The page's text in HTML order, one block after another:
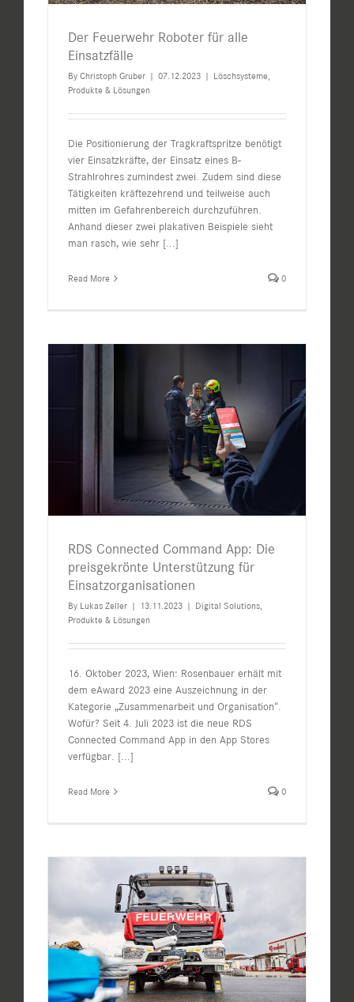
Der Feuerwehr Roboter für alle
Einsatzfälle
By Christoph Gruber | 07.12.2023 | Löschsysteme
Produkte & Lösungen
Die Positionierung der Tragkraftspritze benötigt
vier Einsatzkräfte, der Einsatz eines B-
Strahlrohres zumindest zwei. Zudem sind diese
Tätigkeiten kräftezehrend und teilweise auch
mitten im Gefahrenbereich durchzuführen.
Anhand dieser zwei plakativen Beispiele sieht
man rasch, wie sehr [...]
Read More 0
RDS Connected Command App: Die
preisgekrönte Unterstützung für
Einsatzorganisationen
By Lukas Zeller | 13.11.2023 | Digital Solutions
Produkte & Lösungen
16. Oktober 2023, Wien: Rosenbauer erhält mit
dem eAward 2023 eine Auszeichnung in der
Kategorie „Zusammenarbeit und Organisation“.
Wofür? Seit 4. Juli 2023 ist die neue RDS
Connected Command App in den App Stores
verfügbar. [...]
Read More 0